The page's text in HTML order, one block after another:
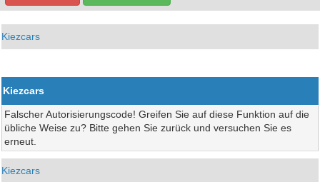
Kiezcars
Kiezcars
Falscher Autorisierungscode! Greifen Sie auf diese Funktion auf die
übliche Weise zu? Bitte gehen Sie zurück und versuchen Sie es
erneut.
Kiezcars